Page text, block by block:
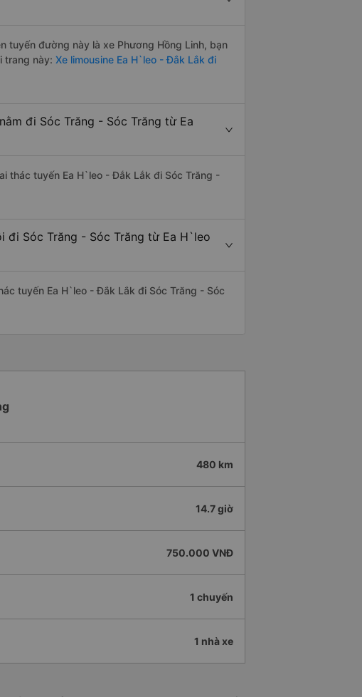
tuyến đường này là xe Phương Hồng Linh, bạn
trang này: Xe limousine Ea H`leo - Đắk Lắk đi
đi Sóc Trăng - Sóc Trăng từ Ea
thác tuyến Ea H`leo - Đắk Lắk đi Sóc Trăng -
đi Sóc Trăng - Sóc Trăng từ Ea H`leo
tuyến Ea H`leo - Đắk Lắk đi Sóc Trăng - Sóc
480 km
14.7 giờ
750.000 VNĐ
1 chuyến
1 nhà xe